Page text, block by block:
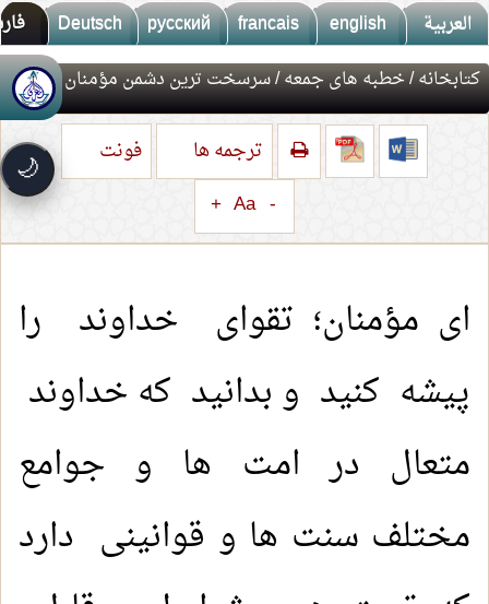
العربية english
francais
русский
Deutsch
🌙
🚀جديد الموقع!
⚡سرعة فائقة
تصميم جديد كلياً
کتابخانه/خطبه های جمعه/ سرسخت ترین دشمن مؤمنان
ترجمه ها
فونت
-
Aa
+
ای مؤمنان؛ تقوای خداوند را
پیشه کنید و بدانید که خداوند
متعال در امت ها و جوامع
مختلف سنت ها و قوانینی دارد